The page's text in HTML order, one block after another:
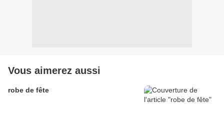
Vous aimerez aussi
robe de fête